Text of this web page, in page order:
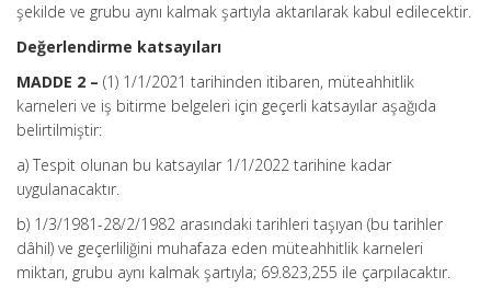
şekilde ve grubu aynı kalmak şartıyla aktarılarak kabul edilecektir.
Değerlendirme katsayıları
MADDE 2 – (1) 1/1/2021 tarihinden itibaren, müteahhitlik
karneleri ve iş bitirme belgeleri için geçerli katsayılar aşağıda
belirtilmiştir:
a) Tespit olunan bu katsayılar 1/1/2022 tarihine kadar
uygulanacaktır.
b) 1/3/1981-28/2/1982 arasındaki tarihleri taşıyan (bu tarihler
dâhil) ve geçerliliğini muhafaza eden müteahhitlik karneleri
miktarı, grubu aynı kalmak şartıyla; 69.823,255 ile çarpılacaktır.